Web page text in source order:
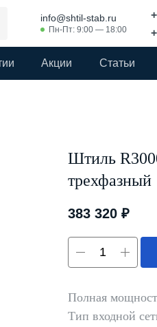
info@shtil-stab.ru
Пн-Пт: 9:00 — 18:00
Акции Статьи
Штиль
трехфазный
383 320 ₽
Полная
Тип входной